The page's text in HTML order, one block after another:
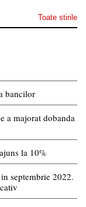
Toate stirile
bancilor
a majorat dobanda
la 10%
septembrie 2022.